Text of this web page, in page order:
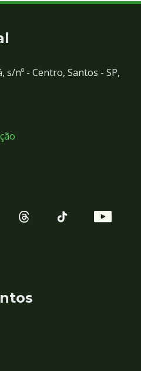
s/nº - Centro, Santos - SP,